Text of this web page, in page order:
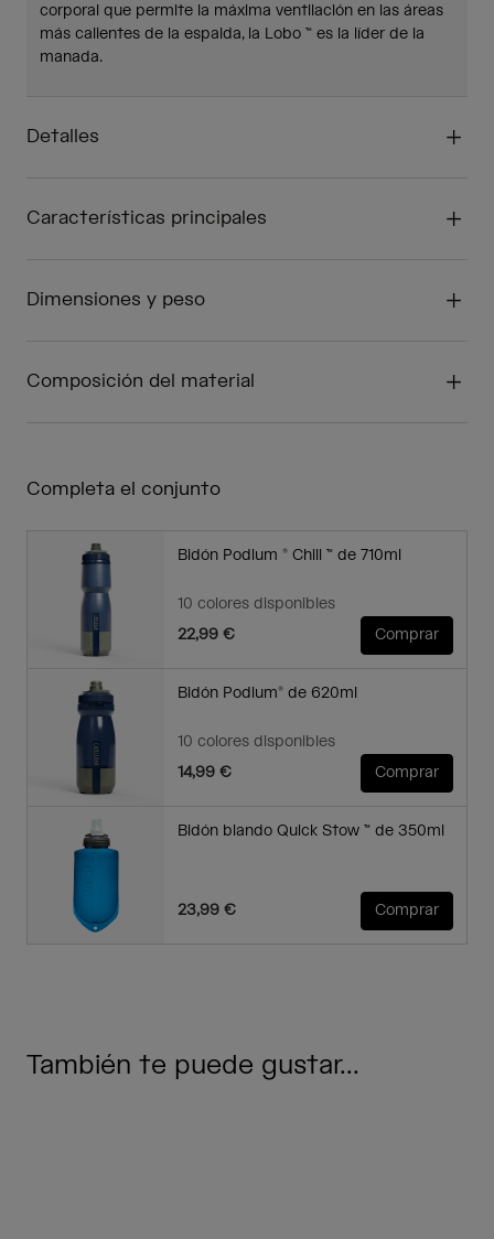
corporal que permite la máxima ventilación en las áreas
más calientes de la espalda, la Lobo ™ es la líder de la
manada.
Detalles
Características principales
Dimensiones y peso
Composición del material
Completa el conjunto
Bidón Podium ® Chill ™ de 710ml
10 colores disponibles
22,99 €
Comprar
Bidón Podium® de 620ml
10 colores disponibles
14,99 €
Comprar
Bidón blando Quick Stow ™ de 350ml
23,99 € Comprar
También te puede gustar...